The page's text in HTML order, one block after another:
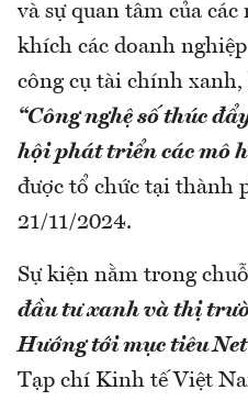
và sự quan tâm của
khích các doanh
công cụ tài chính
“Công nghệ số thúc
hội phát triển các mô
được tổ chức tại thành
21/11/2024.
Sự kiện nằm trong
đầu tư xanh và thị
Hướng tới mục tiêu
Tạp chí Kinh tế Việt